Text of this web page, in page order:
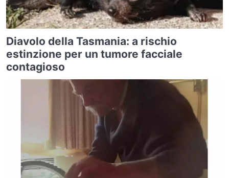
Diavolo della Tasmania: a rischio
estinzione per un tumore facciale
contagioso